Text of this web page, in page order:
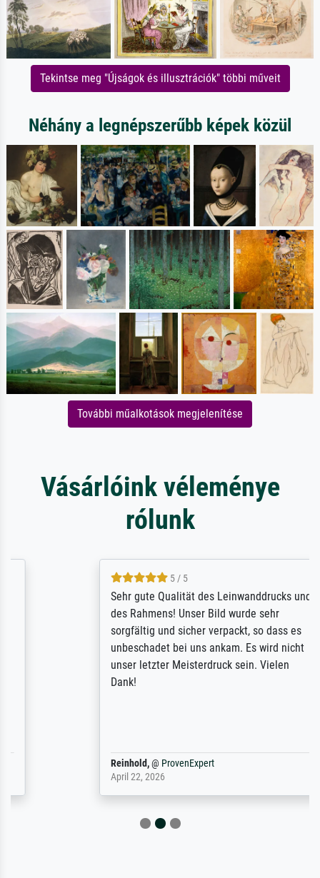
Tekintse meg "Újságok és illusztrációk" többi műveit
Néhány a legnépszerűbb képek közül
További műalkotások megjelenítése
Vásárlóink véleménye
rólunk
5 / 5
Sehr gute Qualität des Leinwanddrucks und
des Rahmens! Unser Bild wurde sehr
sorgfältig und sicher verpackt, so dass es
unbeschadet bei uns ankam. Es wird nicht
unser letzter Meisterdruck sein. Vielen
ProvenExpert
April 22, 2026